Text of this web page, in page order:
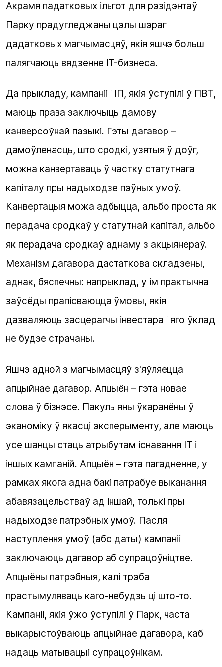
Акрамя падатковых ільгот для рэзідэнтаў
Парку прадугледжаны цэлы шэраг
дадатковых магчымасцяў, якія яшчэ больш
палягчаюць вядзенне IT-бизнеса.
Да прыкладу, кампаніі і ІП, якія ўступілі ў ПВТ,
маюць права заключыць дамову
канверсоўнай пазыкі. Гэты дагавор –
дамоўленасць, што сродкі, узятыя ў доўг,
можна канвертаваць ў частку статутнага
капіталу пры надыходзе пэўных умоў.
Канвертацыя можа адбыцца, альбо проста як
перадача сродкаў у статутнай капітал, альбо
як перадача сродкаў аднаму з акцыянераў.
Механізм дагавора дастаткова складзены,
аднак, бяспечны: напрыклад, у ім практычна
заўсёды прапісваюцца ўмовы, якія
дазваляюць засцерагчы інвестара і яго ўклад
не будзе страчаны.
Яшчэ адной з магчымасцяў з'яўляецца
апцыйнае дагавор. Апцыён – гэта новае
слова ў бізнэсе. Пакуль яны ўкаранёны ў
эканоміку ў якасці эксперыменту, але маюць
усе шанцы стаць атрыбутам існавання IT і
іншых кампаній. Апцыён – гэта пагадненне, у
рамках якога адна бакі патрабуе выканання
абавязацельстваў ад іншай, толькі пры
надыходзе патрэбных умоў. Пасля
наступлення умоў (або даты) кампаніі
заключаюць дагавор аб супрацоўніцтве.
Апцыёны патрэбныя, калі трэба
прастымуляваць каго-небудзь ці што-то.
Кампаніі, якія ўжо ўступілі ў Парк, часта
выкарыстоўваюць апцыйнае дагавора, каб
надаць матывацыі супрацоўнікам.